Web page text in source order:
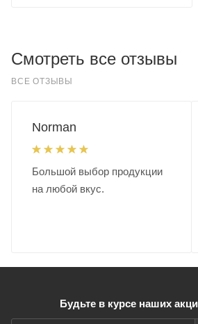
Смотреть все отзывы
ВСЕ ОТЗЫВЫ
Norman
Большой выбор продукции
на любой вкус.
Будьте в курсе наших